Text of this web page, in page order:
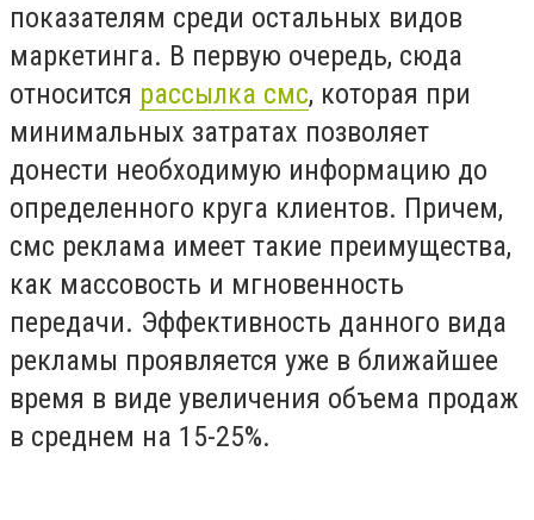
показателям среди остальных видов
маркетинга. В первую очередь, сюда
относится рассылка смс, которая при
минимальных затратах позволяет
донести необходимую информацию до
определенного круга клиентов. Причем,
смс реклама имеет такие преимущества,
как массовость и мгновенность
передачи. Эффективность данного вида
рекламы проявляется уже в ближайшее
время в виде увеличения объема продаж
в среднем на 15-25%.